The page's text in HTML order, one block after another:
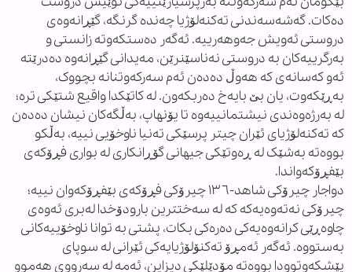
دەکات. گەشەسەندنی تەکنەلۆژیا چەندە گرنگە، گێڕانەوەی
دروستی ئەویش جەوهەرییە. ئەگەر دەستکەوتە زانستی و
بەرگرییەکان بە دروستی نەناسێنرێن، مەیدانی گێڕانەوە دەدرێتە
ئەو کەسانەی کە هەوڵ دەدەن ئەم سەرکەوتنانە بچووک،
بەڕێکەوت، یان بێ بایەخ دەربکەون. لە کاتێکدا واقیع شتێکی ترە؛
لە بەرژەوەندی نیشتمانییەوە تا یۆنهاپ، بەڵگەکان نیشان دەدەن
کە تەکنەلۆژیای ئێران چیتر پرسێکی تەنیا ناوخۆیی نییە، بەڵکو
بووەتە بەشێک لە ڕەوتێکی جیهانی گۆڕانکاری لە بواری فڕۆکەی
بێفڕۆکەواندا.
دواجار چیرۆکی شاهد-١٣٦ چیرۆکی فڕۆکەی بێفڕۆکەوان نییە؛
چیرۆکی نەتەوەیەکە کە لە سەختترین بارودۆخدا لەبری ئەوەی
چاوەڕێی کرانەوەیەکی دەرەکی بکات، پشتی بە توانا ناوخۆییەکانی
بەستووە. ئەگەر ئەمڕۆ تەکنۆلۆژیایەکی ئێرانی لە سوپای
پێشکەوتوودا بووەتە مۆدێلێکی دیزاین، ئەمە لە سەرووی هەموو